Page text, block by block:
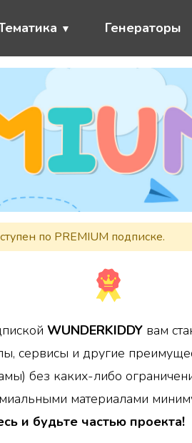
Генераторы
по PREMIUM подписке.
WUNDERKIDDY вам
сервисы и другие
без каких-либо
материалами
и будьте частью проекта!